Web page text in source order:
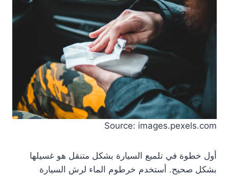
Source: images.pexels.com
أول خطوة في تلميع السيارة بشكل متنقل هو غسيلها
بشكل صحيح. أستخدم خرطوم الماء لرش السيارة